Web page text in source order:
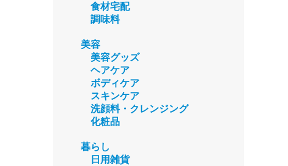
食材宅配
調味料
美容
美容グッズ
ヘアケア
ボディケア
スキンケア
洗顔料・クレンジング
化粧品
暮らし
日用雑貨